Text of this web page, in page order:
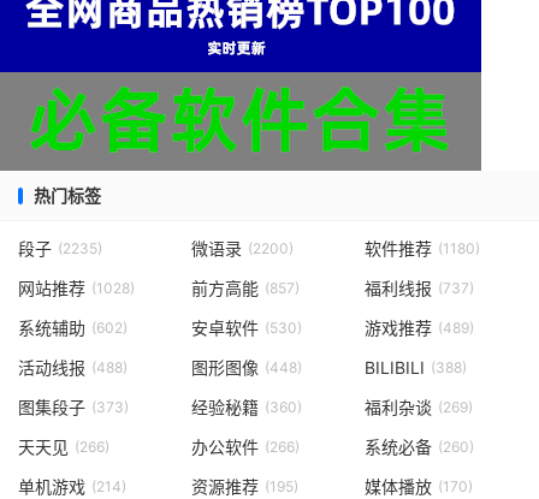
热门标签
段子 (2235) 微语录 (2200) 软件推荐 (1180)
网站推荐 (1028) 前方高能 (857) 福利线报 (737)
系统辅助 (602) 安卓软件 (530) 游戏推荐 (489)
活动线报 (488) 图形图像 (448) BILIBILI (388)
图集段子 (373) 经验秘籍 (360) 福利杂谈 (269)
天天见 (266) 办公软件 (266) 系统必备 (260)
单机游戏 (214) 资源推荐 (195) 媒体播放 (170)